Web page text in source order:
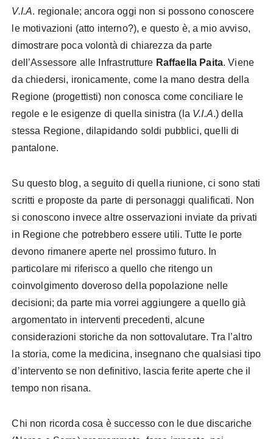
V.I.A. regionale; ancora oggi non si possono conoscere
le motivazioni (atto interno?), e questo è, a mio avviso,
dimostrare poca volontà di chiarezza da parte
dell’Assessore alle Infrastrutture Raffaella Paita. Viene
da chiedersi, ironicamente, come la mano destra della
Regione (progettisti) non conosca come conciliare le
regole e le esigenze di quella sinistra (la V.I.A.) della
stessa Regione, dilapidando soldi pubblici, quelli di
pantalone.
Su questo blog, a seguito di quella riunione, ci sono stati
scritti e proposte da parte di personaggi qualificati. Non
si conoscono invece altre osservazioni inviate da privati
in Regione che potrebbero essere utili. Tutte le porte
devono rimanere aperte nel prossimo futuro. In
particolare mi riferisco a quello che ritengo un
coinvolgimento doveroso della popolazione nelle
decisioni; da parte mia vorrei aggiungere a quello già
argomentato in interventi precedenti, alcune
considerazioni storiche da non sottovalutare. Tra l’altro
la storia, come la medicina, insegnano che qualsiasi tipo
d’intervento se non definitivo, lascia ferite aperte che il
tempo non risana.
Chi non ricorda cosa è successo con le due discariche